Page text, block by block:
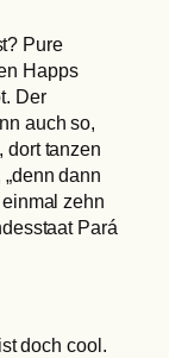
Pure
Happs
Der
auch so,
dort tanzen
dann
zehn
Pará
doch cool.